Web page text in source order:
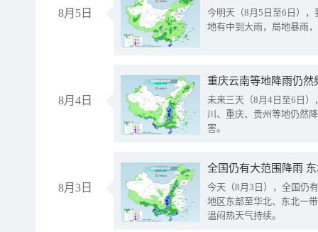
8月5日
今明天（8月5日至6日）
地有中到大雨，局地暴雨
8月4日
重庆云南等地降雨仍然
未来三天（8月4日至6日
川、重庆、贵州等地仍然
害。
8月3日
全国仍有大范围降雨
今天（8月3日），全国仍
地区东部至华北、东北一
温闷热天气持续。